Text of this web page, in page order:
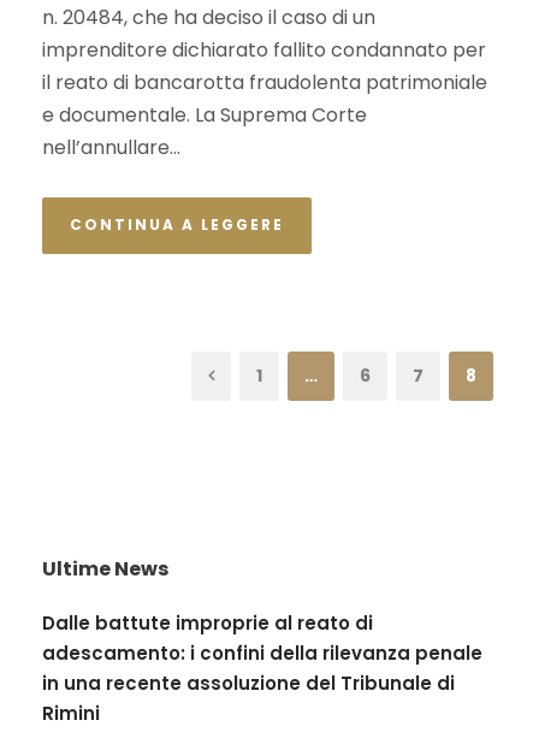
n. 20484, che ha deciso il caso di un
imprenditore dichiarato fallito condannato per
il reato di bancarotta fraudolenta patrimoniale
e documentale. La Suprema Corte
nell’annullare...
CONTINUA A LEGGERE
1 … 6 7 8
Ultime News
Dalle battute improprie al reato di
adescamento: i confini della rilevanza penale
in una recente assoluzione del Tribunale di
Rimini